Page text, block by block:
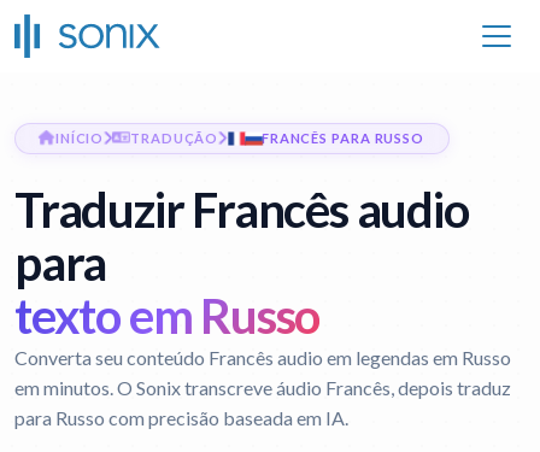
INÍCIO TRADUÇÃO FRANCÊS PARA RUSSO
Traduzir Francês audio
para
texto em Russo
Converta seu conteúdo Francês audio em legendas em Russo
em minutos. O Sonix transcreve áudio Francês, depois traduz
para Russo com precisão baseada em IA.